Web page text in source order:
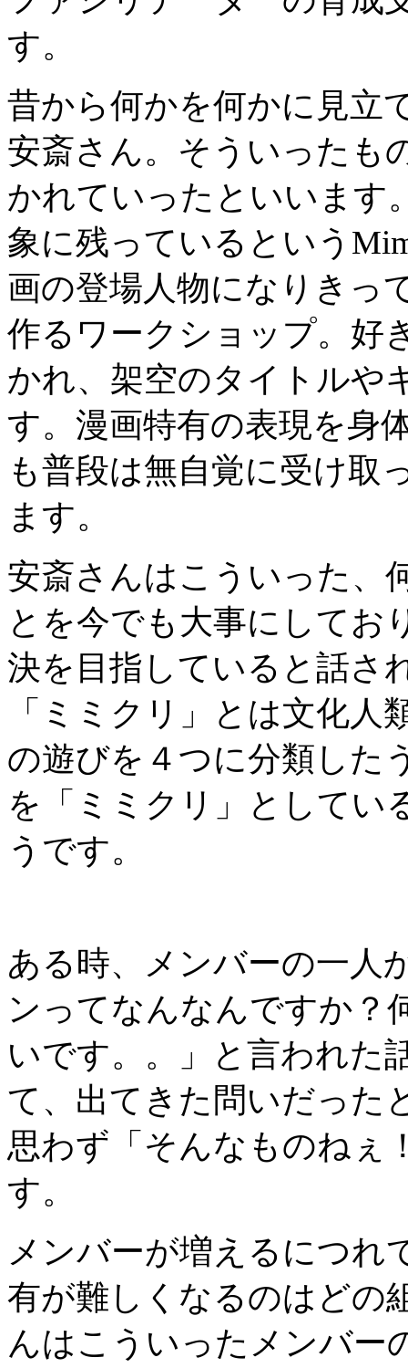
す。
昔から何かを何かに見立
安斎さん。そういったも
かれていったといいます
象に残っているという
画の登場人物になりきっ
作るワークショップ。好
かれ、架空のタイトルや
す。漫画特有の表現を身
も普段は無自覚に受け取
ます。
安斎さんはこういった、
とを今でも大事にしてお
決を目指していると話さ
「ミミクリ」とは文化
の遊びを４つに分類した
を「ミミクリ」としてい
うです。
ある時、メンバーの一人
ンってなんなんですか？
いです。。」と言われた
て、出てきた問いだった
思わず「そんなものねぇ
す。
メンバーが増えるにつれ
有が難しくなるのはどの
んはこういったメンバー